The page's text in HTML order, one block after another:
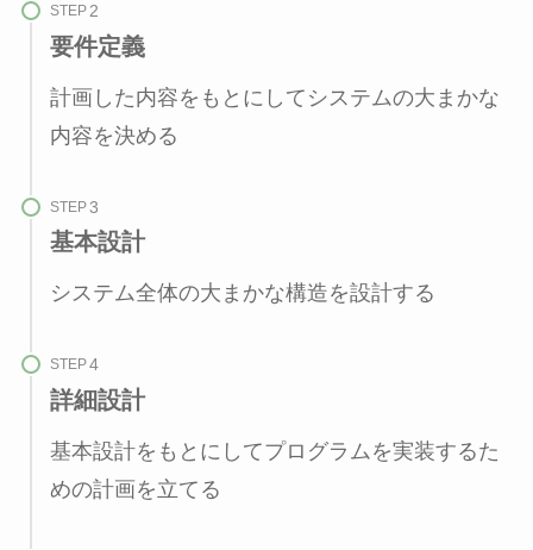
STEP
要件定義
計画した内容をもとにしてシステムの大まかな
内容を決める
STEP
基本設計
システム全体の大まかな構造を設計する
STEP
詳細設計
基本設計をもとにしてプログラムを実装するた
めの計画を立てる